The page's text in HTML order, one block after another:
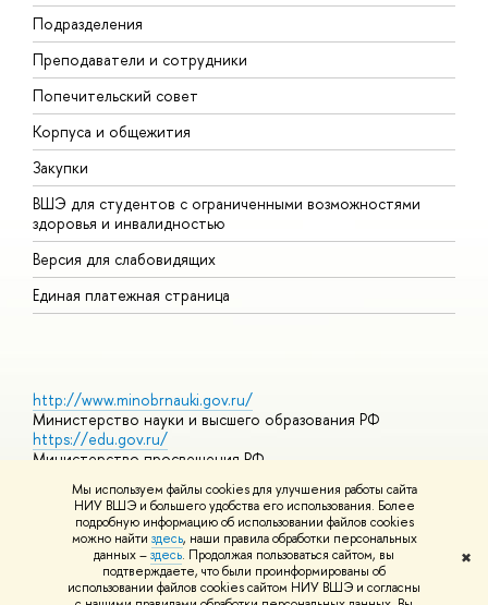
Мы используем файлы cookies для улучшения работы сайта
НИУ ВШЭ и большего удобства его использования. Более
подробную информацию об использовании файлов cookies
можно найти здесь, наши правила обработки персональных
данных –здесь. Продолжая пользоваться сайтом, вы
подтверждаете, что были проинформированы об
использовании файлов cookies сайтом НИУ ВШЭ и согласны
✖
Подразделения
Преподаватели и сотрудники
Попечительский совет
Корпуса и общежития
Закупки
ВШЭ для студентов с ограниченными возможностями
здоровья и инвалидностью
Версия для слабовидящих
Единая платежная страница
http://www.minobrnauki.gov.ru/
Министерство науки и высшего образования РФ
https://edu.gov.ru/
Министерство просвещения РФ
https://elearning.hse.ru/mooc
Массовые открытые онлайн-курсы
© НИУ ВШЭ 1993–2026 Адреса и контактыУсловия
использования материалов Политика конфиденциальности